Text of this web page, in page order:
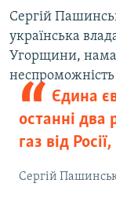
Сергій
українська
Угорщини,
неспроможність
Єдина
останні
газ від
Сергій